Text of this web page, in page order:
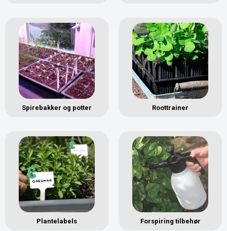
Spirebakker og potter Roottrainer
Plantelabels Forspiring tilbehør